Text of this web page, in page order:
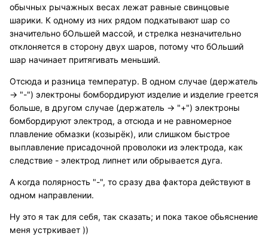
обычных рычажных весах лежат равные свинцовые
шарики. К одному из них рядом подкатывают шар со
значительно бОльшей массой, и стрелка незначительно
отклоняется в сторону двух шаров, потому что бОльший
шар начинает притягивать меньший.
Отсюда и разница температур. В одном случае (держатель
-> "-") электроны бомбордируют изделие и изделие греется
больше, в другом случае (держатель -> "+") электроны
бомбордируют электрод, а отсюда и не равномерное
плавление обмазки (козырёк), или слишком быстрое
выплавление присадочной проволоки из электрода, как
следствие - электрод липнет или обрывается дуга.
А когда полярность "-", то сразу два фактора действуют в
одном направлении.
Ну это я так для себя, так сказать; и пока такое обьяснение
меня устркивает ))